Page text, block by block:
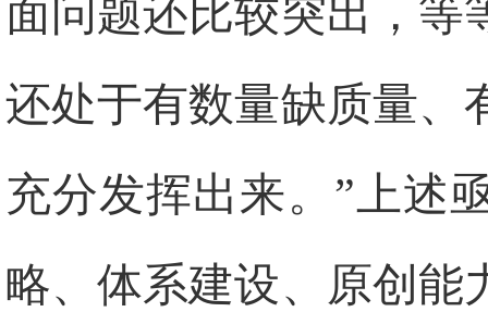
面问题还比较突出，等
还处于有数量缺质量、
充分发挥出来。”上述
略、体系建设、原创能